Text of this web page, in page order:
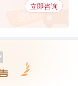
立即咨询